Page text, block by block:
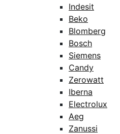
Indesit
Beko
Blomberg
Bosch
Siemens
Candy
Zerowatt
Iberna
Electrolux
Aeg
Zanussi